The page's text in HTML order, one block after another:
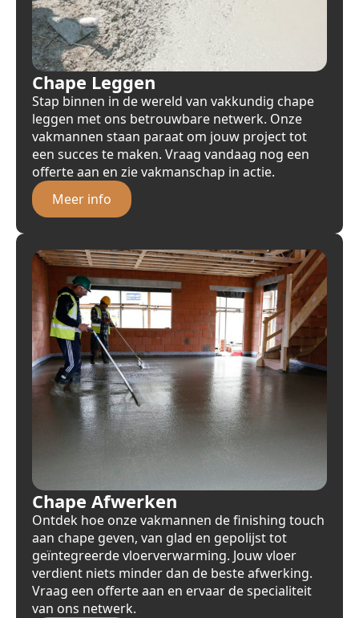
Chape Leggen
Stap binnen in de wereld van vakkundig chape
leggen met ons betrouwbare netwerk. Onze
vakmannen staan paraat om jouw project tot
een succes te maken. Vraag vandaag nog een
offerte aan en zie vakmanschap in actie.
Meer info
Chape Afwerken
Ontdek hoe onze vakmannen de finishing touch
aan chape geven, van glad en gepolijst tot
geïntegreerde vloerverwarming. Jouw vloer
verdient niets minder dan de beste afwerking.
Vraag een offerte aan en ervaar de specialiteit
van ons netwerk.